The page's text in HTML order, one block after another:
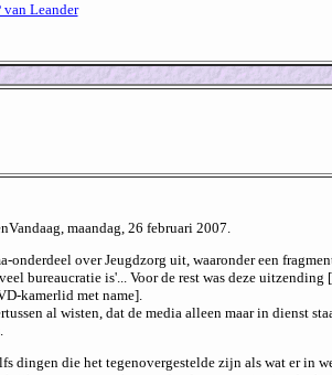
van Leander
maandag, 26 februari 2007.
onderdeel over Jeugdzorg uit, waaronder een
bureaucratie is'... Voor de rest was deze
kamerlid met name].
al wisten, dat de media alleen maar in dienst
dingen die het tegenovergestelde zijn als wat er in